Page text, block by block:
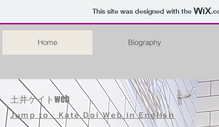
This site was designed with the
Home Biography
土井ケイトweb
Jump to : Kate Doi Web in English